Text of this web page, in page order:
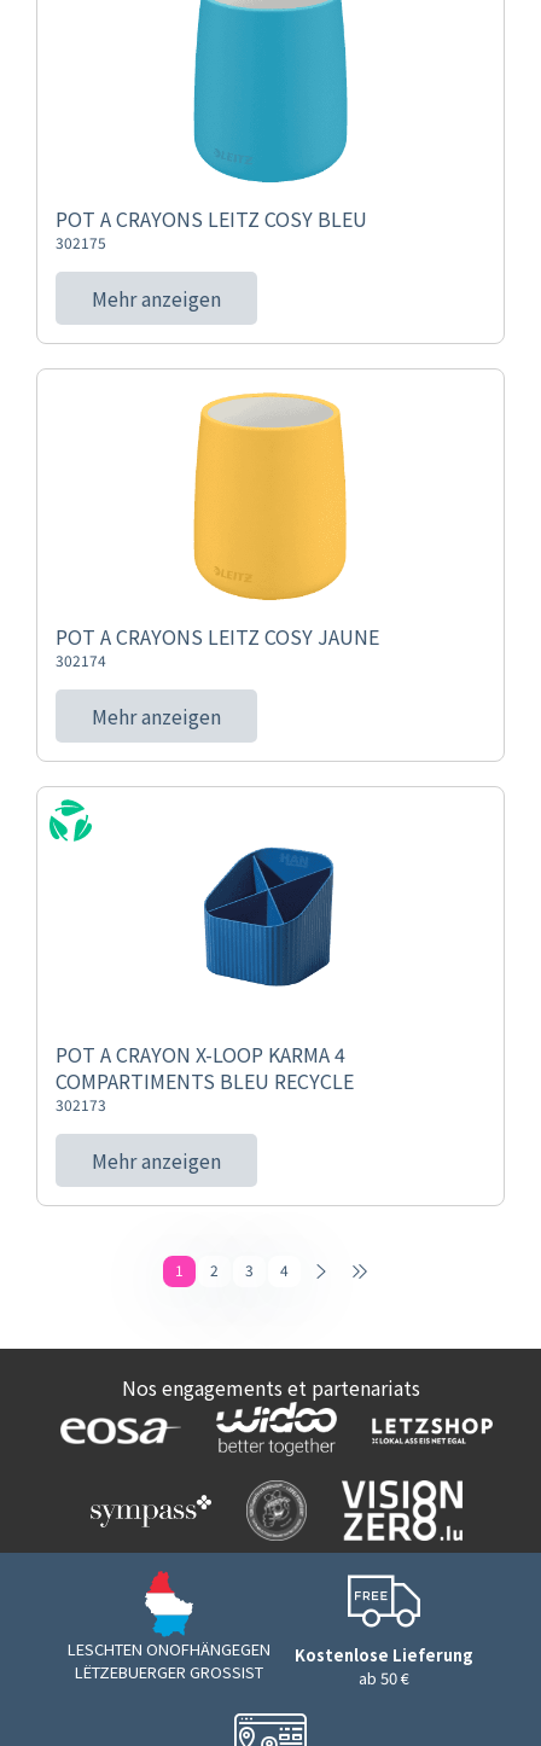
POT A CRAYONS LEITZ COSY BLEU
302175
Mehr anzeigen
POT A CRAYONS LEITZ COSY JAUNE
302174
Mehr anzeigen
POT A CRAYON X-LOOP KARMA 4
COMPARTIMENTS BLEU RECYCLE
302173
Mehr anzeigen
1 2 3 4
Nos engagements et partenariats
LESCHTEN ONOFHÄNGEGEN
LËTZEBUERGER GROSSIST
Kostenlose Lieferung
ab 50 €